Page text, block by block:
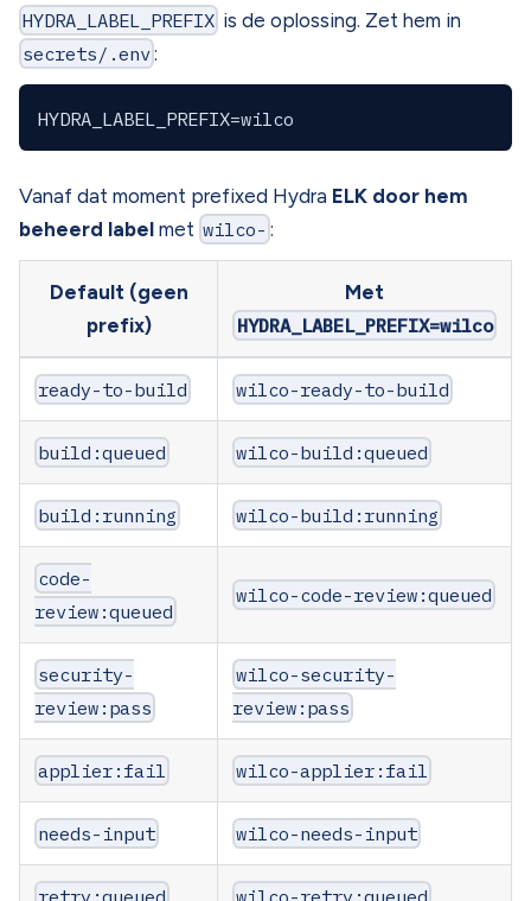
HYDRA_LABEL_PREFIX is de oplossing. Zet hem in
secrets/.env:
Vanaf dat moment prefixed Hydra ELK door hem
beheerd label met wilco- :
Default (geen
prefix)
Met
HYDRA_LABEL_PREFIX=wilco
ready-to-build wilco-ready-to-build
build:queued wilco-build:queued
build:running wilco-build:running
code-
review:queued
wilco-code-review:queued
security-
review:pass
wilco-security-
review:pass
applier:fail wilco-applier:fail
needs-input wilco-needs-input